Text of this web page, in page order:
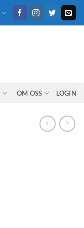
OM OSS LOGIN